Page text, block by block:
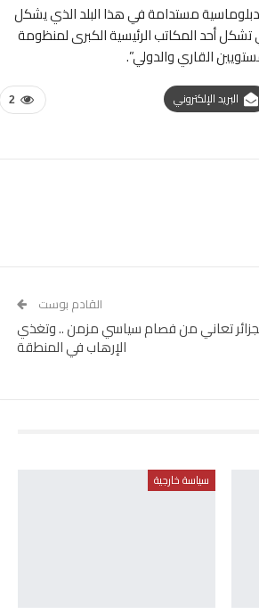
دبلوماسية مستدامة في هذا البلد الذي يشكل
أحد المكاتب الرئيسية الكبرى لمنظومة
القاري والدولي”.
2 البريد الإلكتروني
القادم بوست
تعاني من فصام سياسي مزمن .. وتغذي
الإرهاب في المنطقة
سياسة خارجية